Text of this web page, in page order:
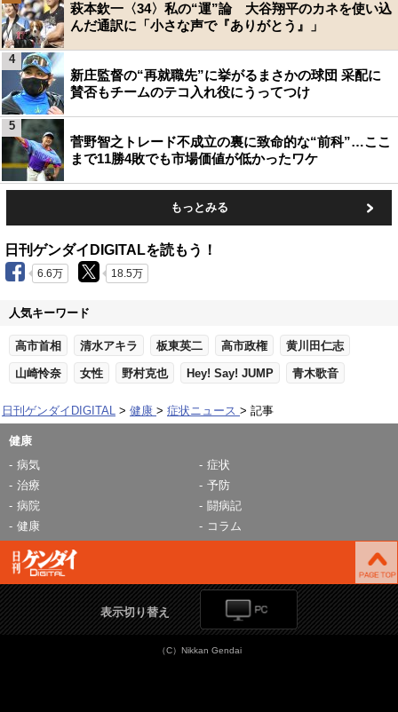
萩本欽一〈34〉私の“運”論 大谷翔平のカネを使い込
んだ通訳に「小さな声で『ありがとう』」
新庄監督の“再就職先”に挙がるまさかの球団 采配に
賛否もチームのテコ入れ役にうってつけ
4
菅野智之トレード不成立の裏に致命的な“前科”…ここ
まで11勝4敗でも市場価値が低かったワケ
5
もっとみる
日刊ゲンダイDIGITALを読もう！
6.6万 18.5万
人気キーワード
高市首相 清水アキラ 板東英二 高市政権 黄川田仁志
山崎怜奈 女性 野村克也 Hey! Say! JUMP 青木歌音
日刊ゲンダイDIGITAL 健康 症状ニュース 記事
健康
病気
症状
治療
予防
病院
闘病記
健康
コラム
表示切り替え
（C）Nikkan Gendai